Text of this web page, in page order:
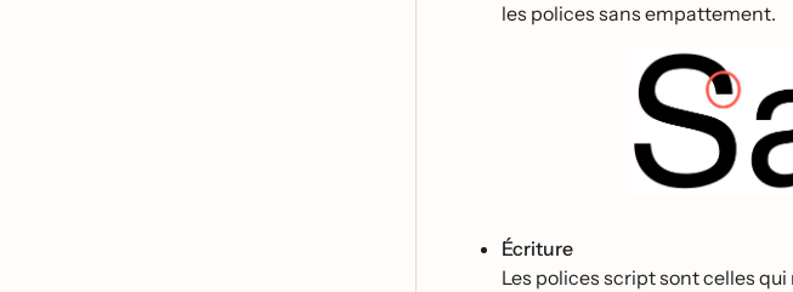
les polices sans empattement.
Écriture
Les polices script sont celles